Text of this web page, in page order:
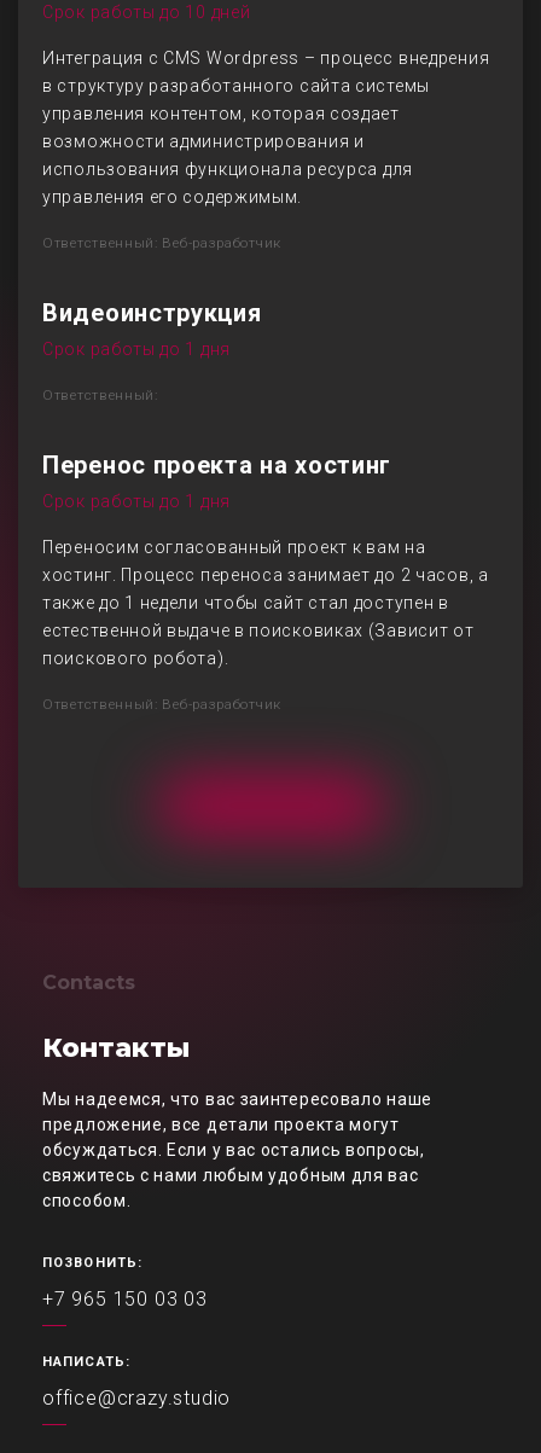
Срок работы до 10 дней
Интеграция с CMS Wordpress – процесс внедрения
в структуру разработанного сайта системы
управления контентом, которая создает
возможности администрирования и
использования функционала ресурса для
управления его содержимым.
Ответственный: Веб-разработчик
Видеоинструкция
Срок работы до 1 дня
Ответственный:
Перенос проекта на хостинг
Срок работы до 1 дня
Переносим согласованный проект к вам на
хостинг. Процесс переноса занимает до 2 часов, а
также до 1 недели чтобы сайт стал доступен в
естественной выдаче в поисковиках (Зависит от
поискового робота).
Ответственный: Веб-разработчик
Contacts
Контакты
Мы надеемся, что вас заинтересовало наше
предложение, все детали проекта могут
обсуждаться. Если у вас остались вопросы,
свяжитесь с нами любым удобным для вас
способом.
ПОЗВОНИТЬ:
+7 965 150 03 03
НАПИСАТЬ:
office@crazy.studio